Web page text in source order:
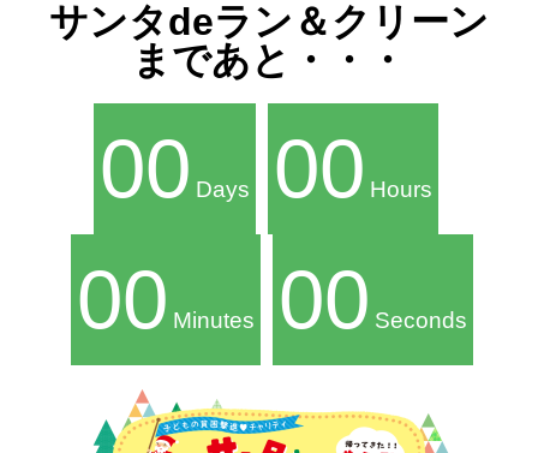
サンタdeラン＆クリーン
まであと・・・
00 Days 00 Hours
00 Minutes 00 Seconds